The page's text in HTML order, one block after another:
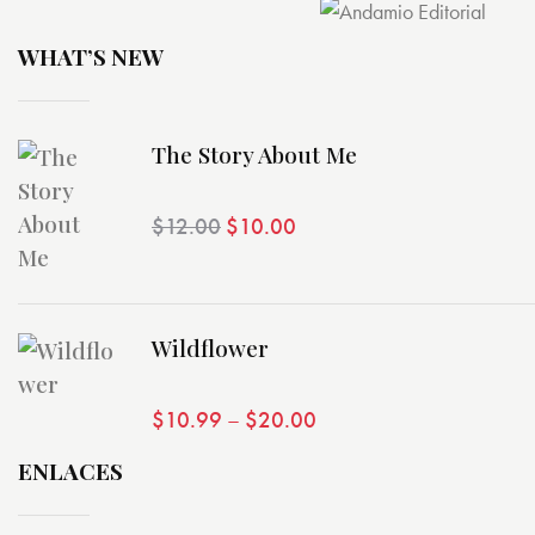
WHAT’S NEW
The Story About Me
o con4.00
de 5
$12.00 El precio original era: $12.00.
$10.00
Wildflower
$10.99 – $20.00
ENLACES